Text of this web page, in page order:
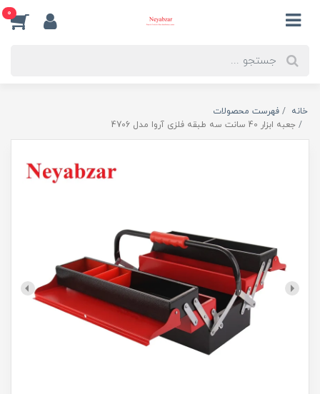
0
خانه
فهرست محصولات
جعبه ابزار 40 سانت سه طبقه فلزی آروا مدل 4706